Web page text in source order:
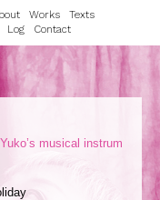
Works
Texts
Log Contact
musical instrum